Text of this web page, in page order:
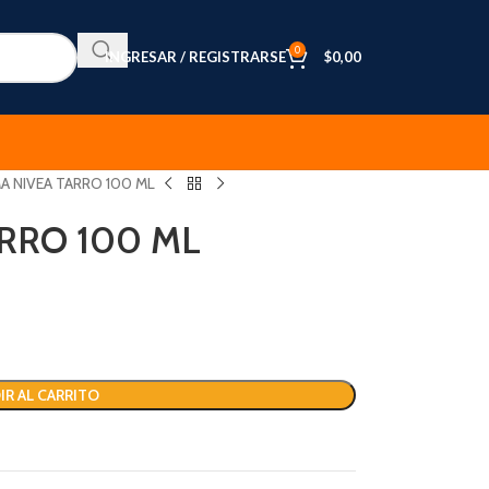
INGRESAR / REGISTRARSE 0 $0,00
NIVEA TARRO 100 ML
100 ML
AL CARRITO